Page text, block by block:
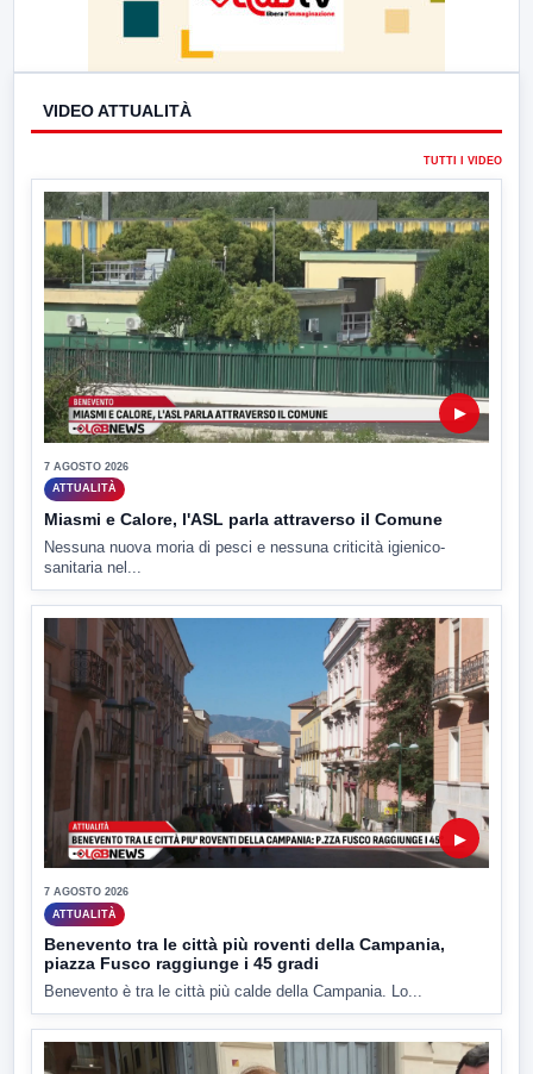
VIDEO ATTUALITÀ
TUTTI I VIDEO
▶
7 AGOSTO 2026
ATTUALITÀ
Miasmi e Calore, l'ASL parla attraverso il Comune
Nessuna nuova moria di pesci e nessuna criticità igienico-
sanitaria nel...
▶
7 AGOSTO 2026
ATTUALITÀ
Benevento tra le città più roventi della Campania,
piazza Fusco raggiunge i 45 gradi
Benevento è tra le città più calde della Campania. Lo...